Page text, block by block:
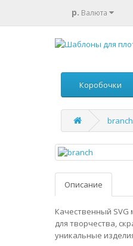
р. Валюта
Коробочки
branch
Описание
Качественный SVG
для творчества,
уникальные